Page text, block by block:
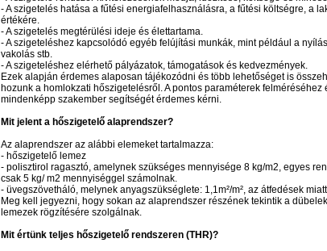
- A szigetelés hatása a fűtési energiafelhasználásra, a fűtési költségre, a
értékére.
- A szigetelés megtérülési ideje és élettartama.
- A szigeteléshez kapcsolódó egyéb felújítási munkák, mint például a
vakolás stb.
- A szigeteléshez elérhető pályázatok, támogatások és kedvezmények.
Ezek alapján érdemes alaposan tájékozódni és több lehetőséget is
hozunk a homlokzati hőszigetelésről. A pontos paraméterek felméréséhez
mindenképp szakember segítségét érdemes kérni.
Mit jelent a hőszigetelő alaprendszer?
Az alaprendszer az alábbi elemeket tartalmazza:
- hőszigetelő lemez
- polisztirol ragasztó, amelynek szükséges mennyisége 8 kg/m2, egyes
csak 5 kg/ m2 mennyiséggel számolnak.
- üvegszövetháló, melynek anyagszükséglete: 1,1m²/m², az átfedések
Meg kell jegyezni, hogy sokan az alaprendszer részének tekintik a
lemezek rögzítésére szolgálnak.
Mit értünk teljes hőszigetelő rendszeren (THR)?